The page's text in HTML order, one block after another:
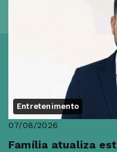
Entretenimento
07/08/2026
Família atualiza